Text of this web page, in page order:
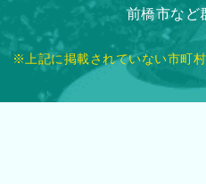
前橋市など
※上記に掲載されていない市町